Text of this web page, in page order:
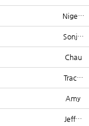
Nige…
Sonj…
Chau
Trac…
Amy
Jeff…